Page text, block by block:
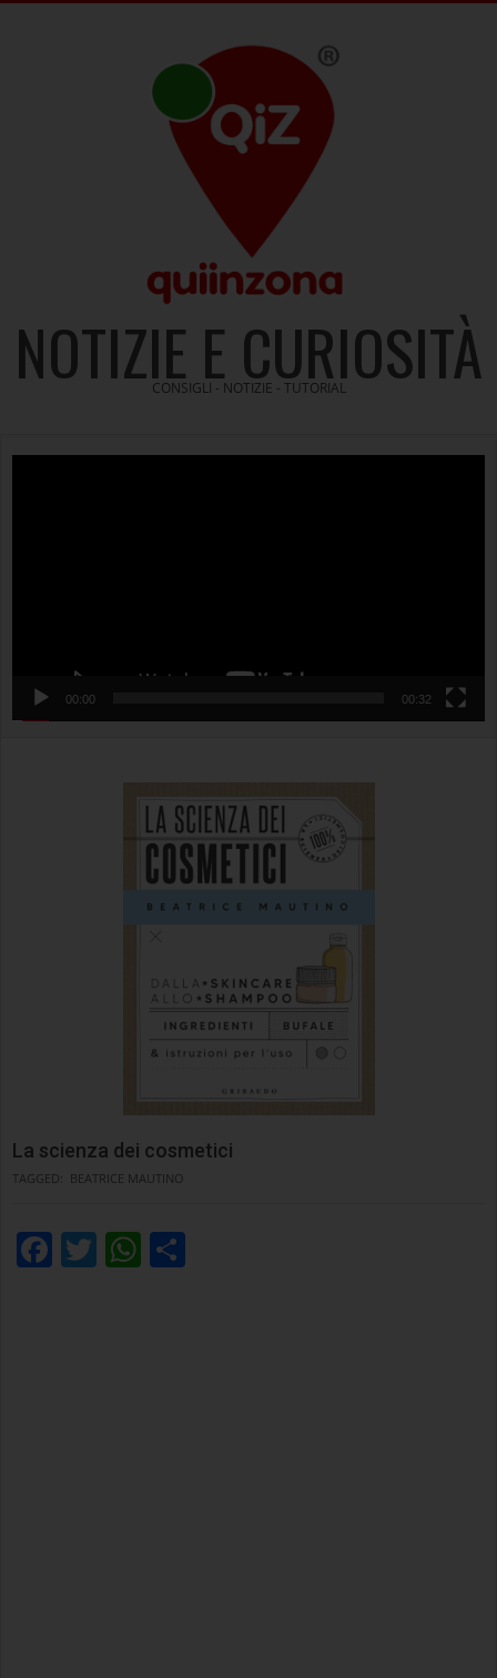
NOTIZIE E CURIOSITÀ
CONSIGLI - NOTIZIE - TUTORIAL
00:00 00:32
La scienza dei cosmetici
TAGGED: BEATRICE MAUTINO
Facebook
TwitterWhatsApp